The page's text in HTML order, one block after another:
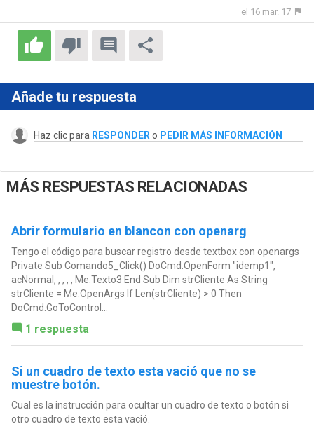
el 16 mar. 17
Añade tu respuesta
Haz clic para RESPONDER o PEDIR MÁS INFORMACIÓN
MÁS RESPUESTAS RELACIONADAS
Abrir formulario en blancon con openarg
Tengo el código para buscar registro desde textbox con openargs
Private Sub Comando5_Click() DoCmd.OpenForm "idemp1",
acNormal, , , , , Me.Texto3 End Sub Dim strCliente As String
strCliente = Me.OpenArgs If Len(strCliente) > 0 Then
DoCmd.GoToControl...
1 respuesta
Si un cuadro de texto esta vació que no se
muestre botón.
Cual es la instrucción para ocultar un cuadro de texto o botón si
otro cuadro de texto esta vació.